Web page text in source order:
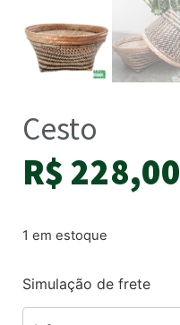
Cesto
R$ 228,00
1 em estoque
Simulação de frete